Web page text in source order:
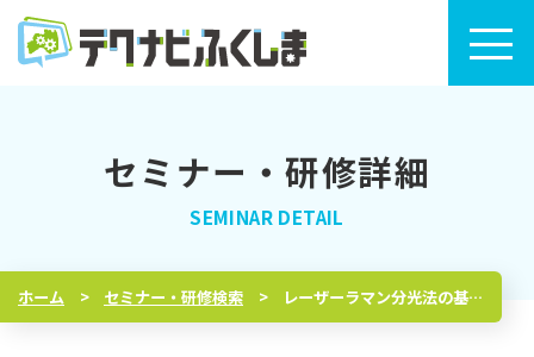
トップページ
セミナー・研修カレンダー
セミナー・研修詳細
ホーム セミナー・研修検索 レーザーラマン分光法の基礎と応用セミナー